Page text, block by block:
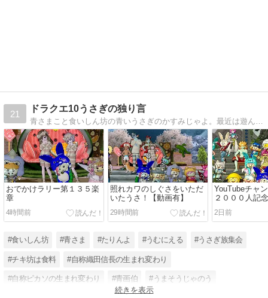
21
ドラクエ10うさぎの独り言
おでかけラリー第１３５楽
章
4時間前
照れカワのしぐさをいただ
いたうさ！【動画有】
29時間前
YouTubeチャ
２０００人記
レポート
2日前
#食いしん坊 #青さま #たりんよ #うむにえる #うさぎ族集会
#チキ坊は食料 #自称織田信長の生まれ変わり
#自称ピカソの生まれ変わり #青画伯 #うまそうじゃのう
続きを表示